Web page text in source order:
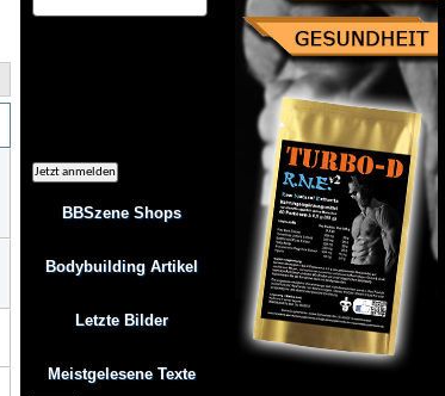
BBSzene Shops
Bodybuilding Artikel
Letzte Bilder
Meistgelesene Texte